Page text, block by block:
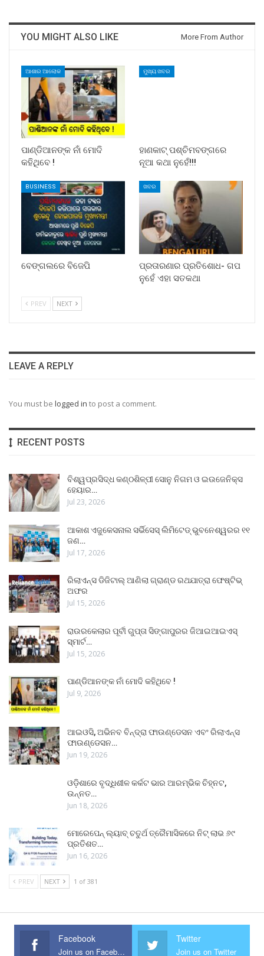
YOU MIGHT ALSO LIKE More From Author
ଆଶାର ଆଲୋକ
ପାଣ୍ଡିଆନଙ୍କ ନାଁ ମୋଦି
କହିଥିବେ !
ମୁଖ୍ୟ ଖବର
ହାଣକାଟ୍‌ ପଶ୍ଚିମବଙ୍ଗରେ
ନୂଆ କଥା ନୁହେଁ!!!
BUSINESS
ବେଙ୍ଗଲରେ ବିଜେପି
ଖବର
ପ୍ରତାରଣାର ପ୍ରତିଶୋଧ- ଗପ
ନୁହେଁ ଏହା ସତକଥା
PREV NEXT
LEAVE A REPLY
You must be logged in to post a comment.
RECENT POSTS
ବିଶ୍ୱପ୍ରସିଦ୍ଧ କଣ୍ଠଶିଳ୍ପୀ ସୋନୁ ନିଗମ ଓ ଇଉଜେନିକ୍ସ
ହେୟାର…
Jul 23, 2026
ଆକାଶ ଏଜୁକେସନାଲ ସର୍ଭିସେସ୍ ଲିମିଟେଡ୍ ଭୁବନେଶ୍ୱରର ୧୧
ଜଣ…
Jul 17, 2026
ରିଲାଏନ୍ସ ଡିଜିଟାଲ୍ ଆଣିଲା ଗ୍ରାଣ୍ଡ ରଥଯାତ୍ରା ଫେଷ୍ଟିଭ୍
ଅଫର
Jul 15, 2026
ରାଉରକେଲାର ପୂର୍ବୀ ଗୁପ୍ତା ସିଙ୍ଗାପୁରର ଜିଆଇଆଇଏସ୍
ସ୍ମାର୍ଟ…
Jul 15, 2026
ପାଣ୍ଡିଆନଙ୍କ ନାଁ ମୋଦି କହିଥିବେ !
Jul 9, 2026
ଆଇଓସି, ଅଭିନବ ବିନ୍ଦ୍ରା ଫାଉଣ୍ଡେସନ ଏବଂ ରିଲାଏନ୍ସ
ଫାଉଣ୍ଡେସନ…
Jun 19, 2026
ଓଡ଼ିଶାରେ ବୃଦ୍ଧିଶୀଳ କର୍କଟ ଭାର ଆରମ୍ଭିକ ଚିହ୍ନଟ,
ଉନ୍ନତ…
Jun 18, 2026
ମୋରେପେନ୍ ଲ୍ୟାବ୍ ଚତୁର୍ଥ ତ୍ରୈମାସିକରେ ନିଟ୍ ଲାଭ ୬୯
ପ୍ରତିଶତ…
Jun 16, 2026
PREV NEXT 1 of 381
Facebook
Join us on Facebook
Twitter
Join us on Twitter